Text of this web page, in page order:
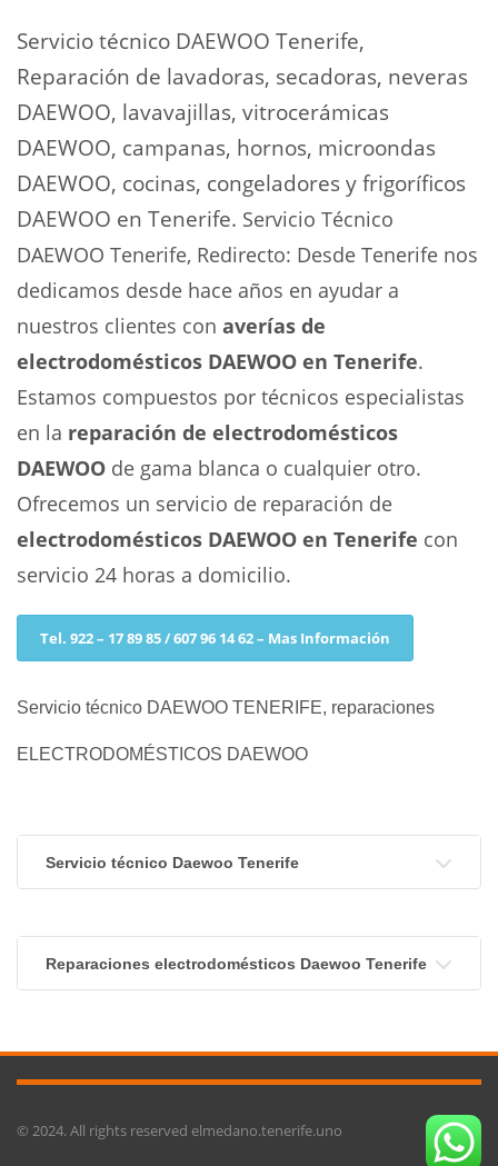
Servicio técnico DAEWOO Tenerife,
Reparación de lavadoras, secadoras, neveras
DAEWOO, lavavajillas, vitrocerámicas
DAEWOO, campanas, hornos, microondas
DAEWOO, cocinas, congeladores y frigoríficos
DAEWOO en Tenerife. Servicio Técnico
DAEWOO Tenerife, Redirecto: Desde Tenerife nos
dedicamos desde hace años en ayudar a
nuestros clientes con averías de
electrodomésticos DAEWOO en Tenerife.
Estamos compuestos por técnicos especialistas
en la reparación de electrodomésticos
DAEWOO de gama blanca o cualquier otro.
Ofrecemos un servicio de reparación de
electrodomésticos DAEWOO en Tenerife con
servicio 24 horas a domicilio.
Tel. 922 – 17 89 85 / 607 96 14 62 – Mas Información
Servicio técnico DAEWOO TENERIFE, reparaciones
ELECTRODOMÉSTICOS DAEWOO
Servicio técnico Daewoo Tenerife
Reparaciones electrodomésticos Daewoo Tenerife
© 2024. All rights reserved elmedano.tenerife.uno